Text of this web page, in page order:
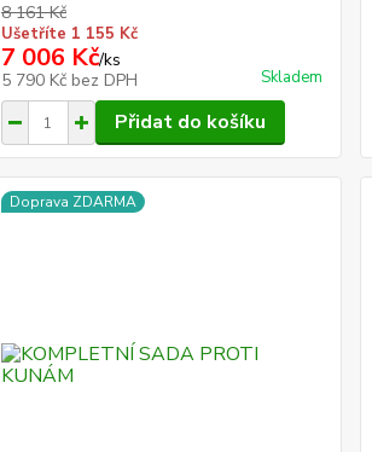
8 161 Kč
Ušetříte 1 155 Kč
7 006 Kč/ks
5 790 Kč bez DPH Skladem
Přidat do košíku
Doprava ZDARMA